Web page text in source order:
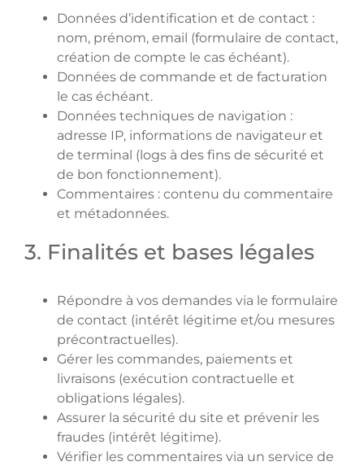
Données d’identification et de contact :
nom, prénom, email (formulaire de contact,
création de compte le cas échéant).
Données de commande et de facturation
le cas échéant.
Données techniques de navigation :
adresse IP, informations de navigateur et
de terminal (logs à des fins de sécurité et
de bon fonctionnement).
Commentaires : contenu du commentaire
et métadonnées.
3. Finalités et bases légales
Répondre à vos demandes via le formulaire
de contact (intérêt légitime et/ou mesures
précontractuelles).
Gérer les commandes, paiements et
livraisons (exécution contractuelle et
obligations légales).
Assurer la sécurité du site et prévenir les
fraudes (intérêt légitime).
Vérifier les commentaires via un service de